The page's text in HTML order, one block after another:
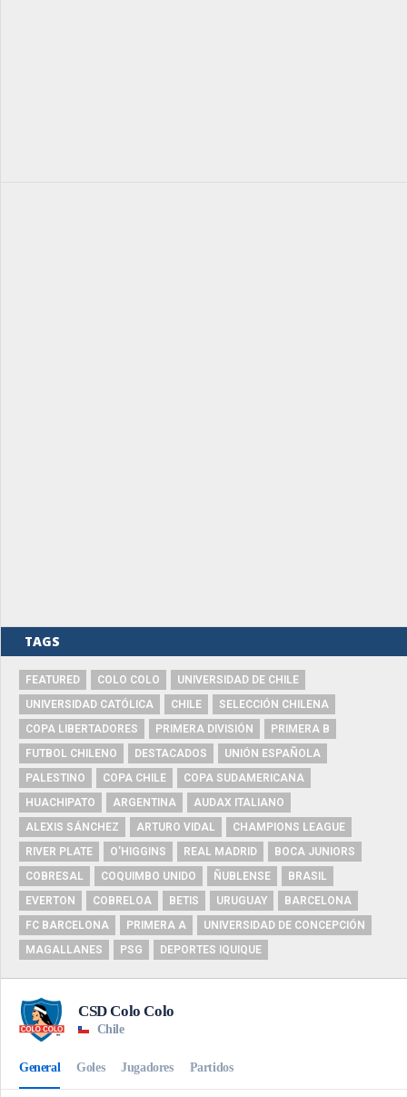
TAGS
FEATURED COLO COLO
UNIVERSIDAD DE CHILE
UNIVERSIDAD CATÓLICA
CHILE
SELECCIÓN CHILENA
COPA LIBERTADORES
PRIMERA DIVISIÓN
PRIMERA B
FUTBOL CHILENO
DESTACADOS
UNIÓN ESPAÑOLA
PALESTINO
COPA CHILE
COPA SUDAMERICANA
HUACHIPATO
ARGENTINA
AUDAX ITALIANO
ALEXIS SÁNCHEZ
ARTURO VIDAL
CHAMPIONS LEAGUE
RIVER PLATE
O'HIGGINS REAL MADRID
BOCA JUNIORS
COBRESAL
COQUIMBO UNIDO ÑUBLENSE
BRASIL
EVERTON
COBRELOA BETIS URUGUAY
BARCELONA
FC BARCELONA
PRIMERA A
UNIVERSIDAD DE CONCEPCIÓN
MAGALLANES
PSG DEPORTES IQUIQUE